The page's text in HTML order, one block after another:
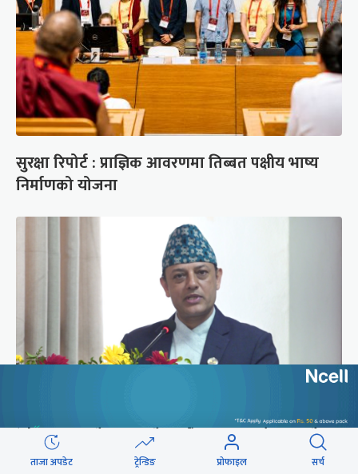
सुरक्षा रिपोर्ट : प्राज्ञिक आवरणमा तिब्बत पक्षीय भाष्य
निर्माणको योजना
‘संसद्‍मा कालो चस्मा खोल्नू, बैठक चल्दा सेयर कारोबार
नगर्नू’
ताजा अपडेट ट्रेन्डिङ प्रोफाइल सर्च